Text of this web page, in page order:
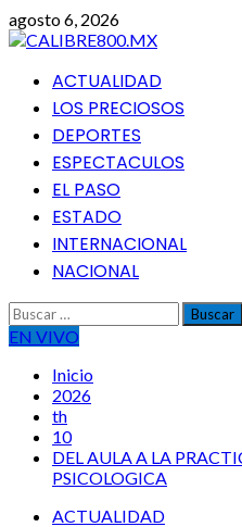
Saltar
al
agosto 6, 2026
Menú
principal
ACTUALIDAD
LOS PRECIOSOS
DEPORTES
ESPECTACULOS
EL PASO
ESTADO
INTERNACIONAL
NACIONAL
Buscar:
EN VIVO
Inicio
2026
th
10
DEL AULA A LA
PSICOLOGICA
ACTUALIDAD